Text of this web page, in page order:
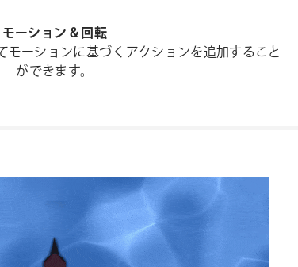
モーション & 回転
モーションに基づくアクションを追加すること
ができます。